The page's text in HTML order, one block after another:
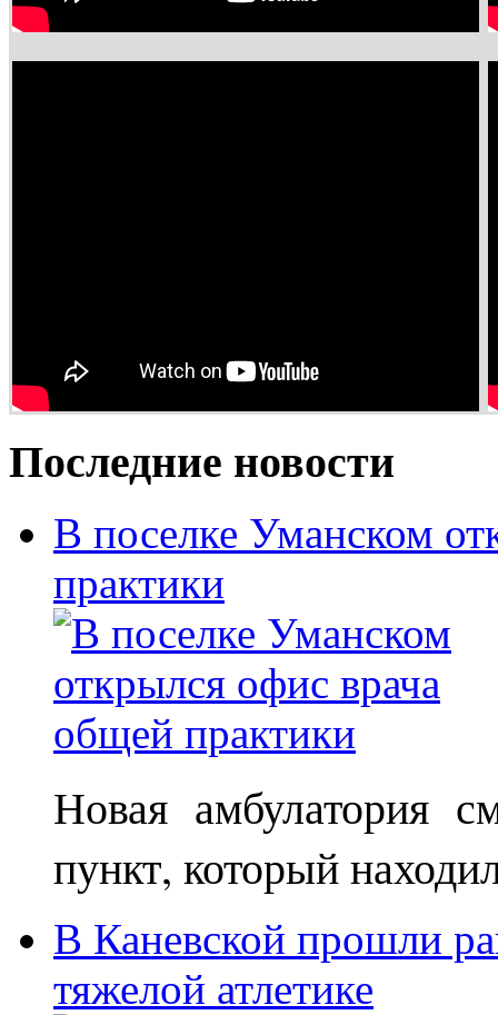
Последние новости
В поселке Уманском
практики
Новая амбулатория
пункт, который
В Каневской прошли
тяжелой атлетике